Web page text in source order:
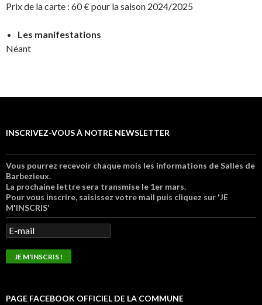
Prix de la carte : 60 € pour la saison 2024/2025
Les manifestations
Néant
INSCRIVEZ-VOUS À NOTRE NEWSLETTER
Vous pourrez recevoir chaque mois les informations de Salles de
Barbezieux.
La prochaine lettre sera transmise le 1er mars.
Pour vous inscrire, saisissez votre mail puis cliquez sur 'JE
M'INSCRIS'
PAGE FACEBOOK OFFICIEL DE LA COMMUNE